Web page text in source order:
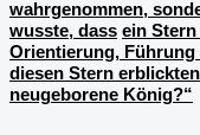
wahrgenommen,
wusste, dass ein
Orientierung, Führung
diesen Stern
neugeborene König?“